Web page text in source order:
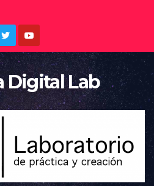
Digital Lab